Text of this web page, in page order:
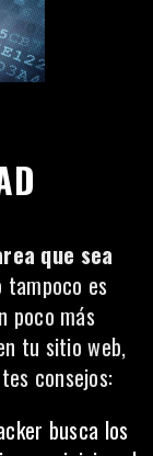
que sea
tampoco es
poco más
tu sitio web,
consejos:
busca los